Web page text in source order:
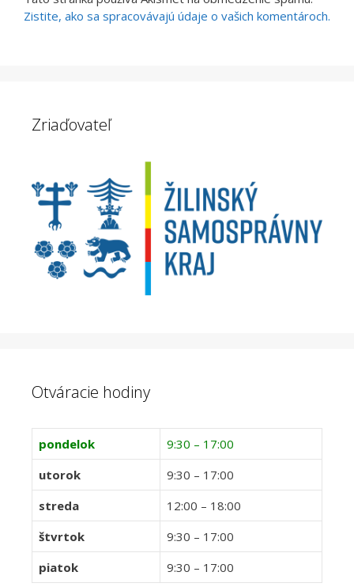
Zistite, ako sa spracovávajú údaje o vašich komentároch.
Zriaďovateľ
Otváracie hodiny
pondelok
9:30 – 17:00
utorok
9:30 – 17:00
streda
12:00 – 18:00
štvrtok
9:30 – 17:00
piatok
9:30 – 17:00